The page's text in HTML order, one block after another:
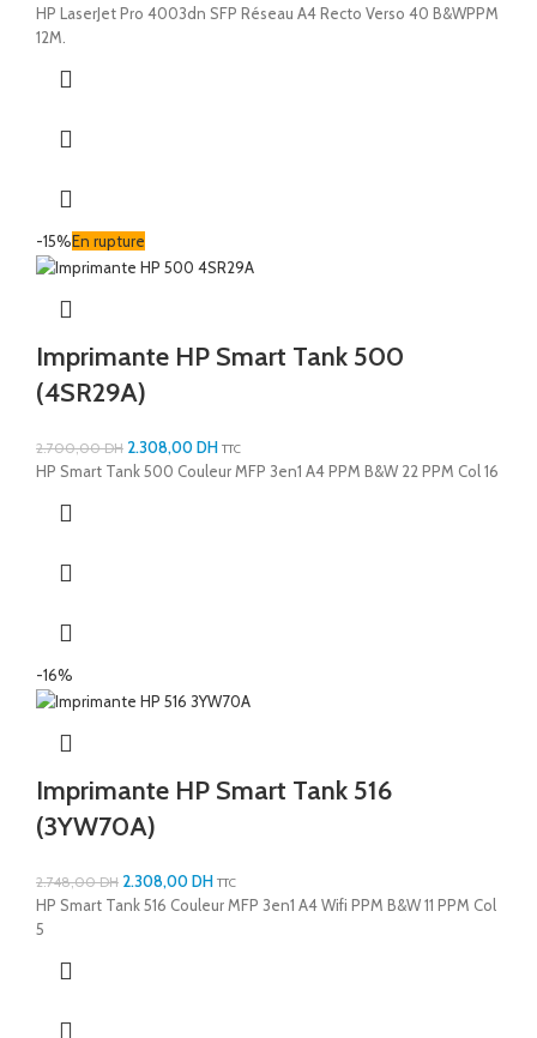
HP LaserJet Pro 4003dn SFP Réseau A4 Recto Verso 40 B&WPPM
12M.
-15%En rupture
Imprimante HP Smart Tank 500
(4SR29A)
2.700,00DH 2.308,00DH TTC
HP Smart Tank 500 Couleur MFP 3en1 A4 PPM B&W 22 PPM Col 16
-16%
Imprimante HP Smart Tank 516
(3YW70A)
2.748,00DH 2.308,00DH TTC
HP Smart Tank 516 Couleur MFP 3en1 A4 Wifi PPM B&W 11 PPM Col
5